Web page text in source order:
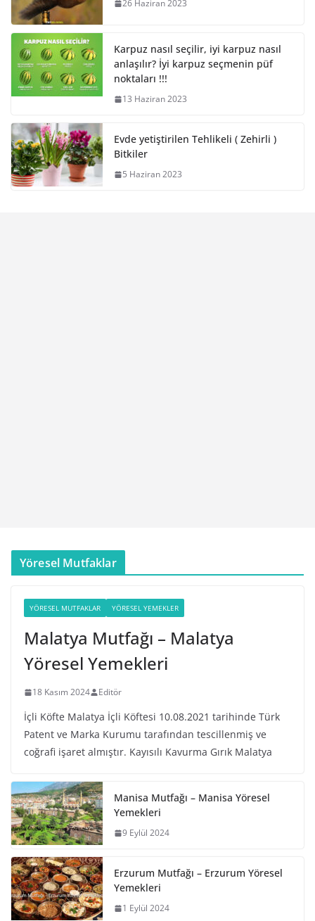
26 Haziran 2023
Karpuz nasıl seçilir, iyi karpuz nasıl
anlaşılır? İyi karpuz seçmenin püf
noktaları !!!
13 Haziran 2023
Evde yetiştirilen Tehlikeli ( Zehirli )
Bitkiler
5 Haziran 2023
Yöresel Mutfaklar
YÖRESEL MUTFAKLAR YÖRESEL YEMEKLER
Malatya Mutfağı – Malatya
Yöresel Yemekleri
18 Kasım 2024 Editör
İçli Köfte Malatya İçli Köftesi 10.08.2021 tarihinde Türk
Patent ve Marka Kurumu tarafından tescillenmiş ve
coğrafi işaret almıştır. Kayısılı Kavurma Gırık Malatya
Manisa Mutfağı – Manisa Yöresel
Yemekleri
9 Eylül 2024
Erzurum Mutfağı – Erzurum Yöresel
Yemekleri
1 Eylül 2024